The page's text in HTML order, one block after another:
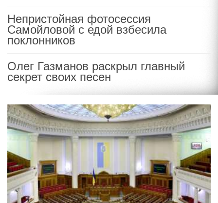
Непристойная фотосессия
Самойловой с едой взбесила
поклонников
Олег Газманов раскрыл главный
секрет своих песен